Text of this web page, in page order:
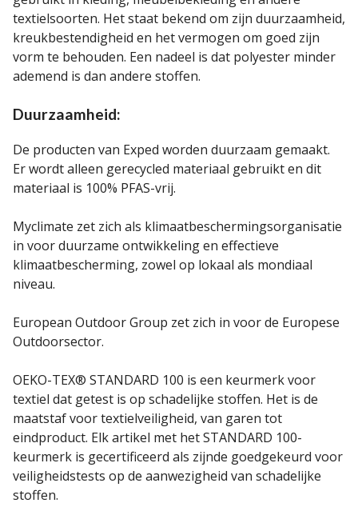
textielsoorten. Het staat bekend om zijn duurzaamheid,
kreukbestendigheid en het vermogen om goed zijn
vorm te behouden. Een nadeel is dat polyester minder
ademend is dan andere stoffen.
Duurzaamheid:
De producten van Exped worden duurzaam gemaakt.
Er wordt alleen gerecycled materiaal gebruikt en dit
materiaal is 100% PFAS-vrij.
Myclimate zet zich als klimaatbeschermingsorganisatie
in voor duurzame ontwikkeling en effectieve
klimaatbescherming, zowel op lokaal als mondiaal
niveau.
European Outdoor Group zet zich in voor de Europese
Outdoorsector.
OEKO-TEX® STANDARD 100 is een keurmerk voor
textiel dat getest is op schadelijke stoffen. Het is de
maatstaf voor textielveiligheid, van garen tot
eindproduct. Elk artikel met het STANDARD 100-
keurmerk is gecertificeerd als zijnde goedgekeurd voor
veiligheidstests op de aanwezigheid van schadelijke
stoffen.